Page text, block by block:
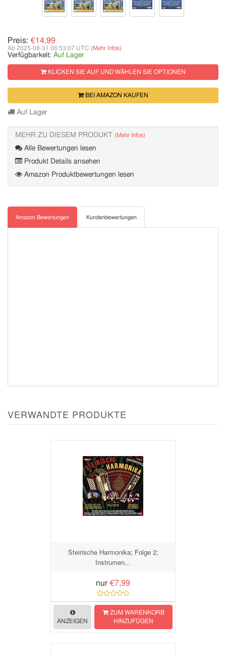
Preis: €14,99
Ab 2025-08-31 06:53:07 UTC (Mehr Infos)
Verfügbarkeit: Auf Lager
KLICKEN SIE AUF UND WÄHLEN SIE OPTIONEN
BEI AMAZON KAUFEN
Auf Lager
MEHR ZU DIESEM PRODUKT (Mehr Infos)
Alle Bewertungen lesen
Produkt Details ansehen
Amazon Produktbewertungen lesen
Amazon Bewertungen Kundenbewertungen
VERWANDTE PRODUKTE
Steirische Harmonika; Folge 2;
Instrumen...
nur €7,99
ANZEIGEN
ZUM WARENKORB
HINZUFÜGEN